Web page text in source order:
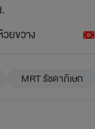
ยขวาง
MRT รัชดาภิเษก